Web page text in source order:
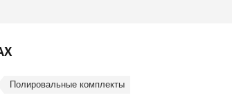
Полировальные комплекты